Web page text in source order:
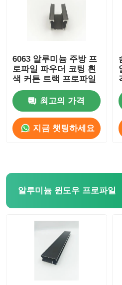
6063 알루미늄 주방 프
로파일 파우더 코팅 흰
색 커튼 트랙 프로파일
최고의 가격
지금 챗팅하세요
알루미늄 윈도우 프로파일